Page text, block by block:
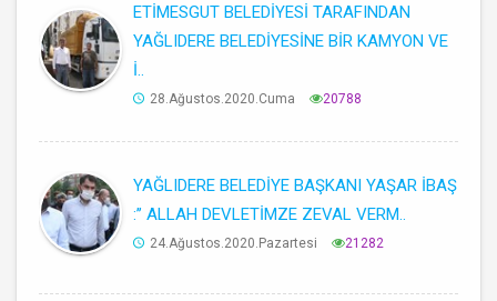
ETİMESGUT BELEDİYESİ TARAFINDAN
YAĞLIDERE BELEDİYESİNE BİR KAMYON VE
İ..
28.Ağustos.2020.Cuma 20788
YAĞLIDERE BELEDİYE BAŞKANI YAŞAR İBAŞ
:’’ ALLAH DEVLETİMZE ZEVAL VERM..
24.Ağustos.2020.Pazartesi 21282